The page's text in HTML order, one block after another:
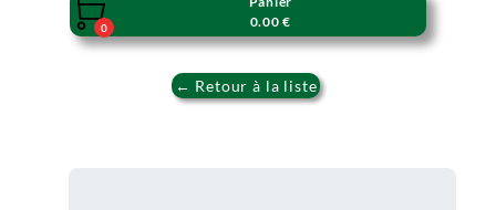

0
0.00 €
← Retour à la liste